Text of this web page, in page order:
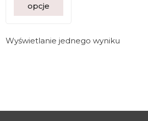
opcje
Wyświetlanie jednego wyniku